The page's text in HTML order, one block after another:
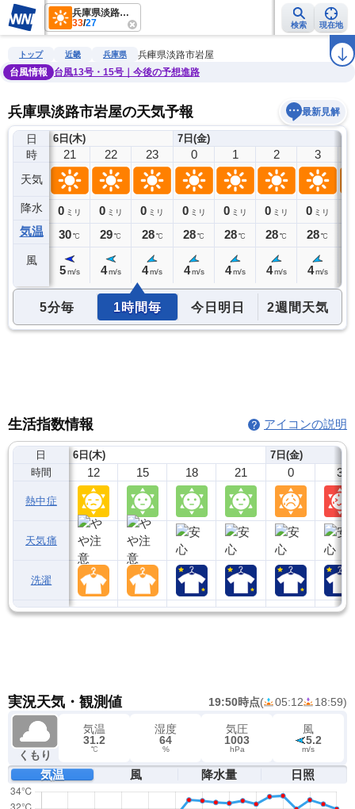
兵庫県淡路市岩屋
33/27 検索 現在地
雨雲レーダー 台風情報 地震情報 警報・注意報 ラ
トップ 近畿 兵庫県
兵庫県淡路市岩屋
台風情報
台風13号・15号｜今後の予想進路
兵庫県淡路市岩屋の天気予報 最新見解
日
時
天気
降水
気温
風
6日(木)
20
0ミリ
30℃
21
0 ミリ
30℃
5 m/s
22
0 ミリ
29℃
4 m/s
23
0 ミリ
28 ℃
4m/s
7日(金)
0
0 ミリ
28℃
4 m/s
1
0 ミリ
28℃
4 m/s
2
0 ミリ
28℃
4 m/s
3
0 ミリ
28℃
4 m/s
5分毎 1時間毎 今日明日 2週間天気
生活指数情報 アイコンの説明
日
時間
熱中症
天気痛
洗濯
6日(木)
12 15 18 21
7日(金)
0 3
実況天気・観測値 19:50時点( 05:12 18:59)
くもり
気温
31.2
℃
湿度
64
%
気圧
1003
hPa
風
5.2
m/s
気温 風 降水量 日照